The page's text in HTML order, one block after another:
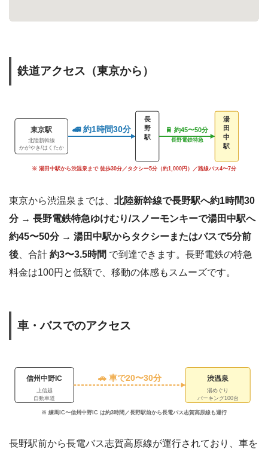
鉄道アクセス（東京から）
東京駅
北陸新幹線
かがやき/はくたか
🚄 約1時間30分
長
野
駅
🚆 約45〜50分
長野電鉄特急
湯
田
中
駅
※ 湯田中駅から渋温泉まで 徒歩30分／タクシー5分（約1,000円）／路線バス4〜7分
東京から渋温泉までは、 北陸新幹線で長野駅へ約1時間30
分 → 長野電鉄特急ゆけむり/スノーモンキーで湯田中駅へ
約45〜50分 → 湯田中駅からタクシーまたはバスで5分前
後 、合計 約3〜3.5時間 で到達できます。長野電鉄の特急
料金は100円と低額で、移動の体感もスムーズです。
車・バスでのアクセス
信州中野IC
上信越
自動車道
🚗 車で20〜30分 渋温泉
湯めぐり
パーキング100台
※ 練馬IC〜信州中野IC は約3時間／長野駅前から長電バス志賀高原線も運行
長野駅前から長電バス志賀高原線が運行されており、車を